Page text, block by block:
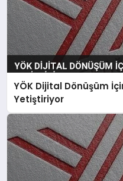
YÖK Dijital Dönüşüm
Yetiştiriyor